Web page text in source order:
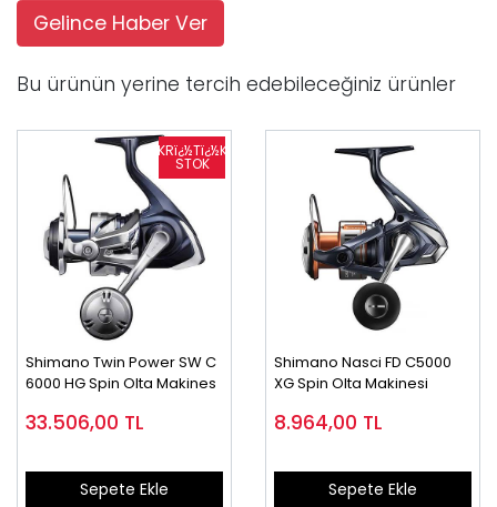
Gelince Haber Ver
Bu ürünün yerine tercih edebileceğiniz ürünler
Shimano Twin Power SW C
6000 HG Spin Olta Makines
33.506,00 TL
Sepete Ekle
Shimano Nasci FD C5000
XG Spin Olta Makinesi
8.964,00 TL
Sepete Ekle